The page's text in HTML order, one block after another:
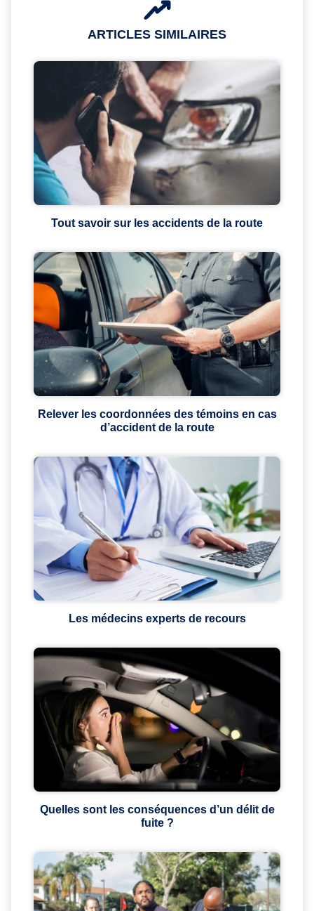
ARTICLES SIMILAIRES
Tout savoir sur les accidents de la route
Relever les coordonnées des témoins en cas
d’accident de la route
Les médecins experts de recours
Quelles sont les conséquences d’un délit de
fuite ?